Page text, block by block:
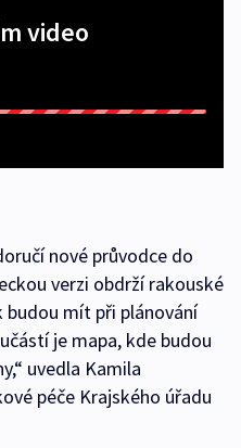
video
nové průvodce do
verzi obdrží rakouské
budou mít při plánování
je mapa, kde budou
uvedla Kamila
péče Krajského úřadu